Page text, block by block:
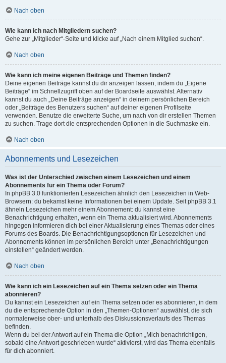
Nach oben
Wie kann ich nach Mitgliedern suchen?
Gehe zur „Mitglieder“-Seite und klicke auf „Nach einem Mitglied suchen“.
Nach oben
Wie kann ich meine eigenen Beiträge und Themen finden?
Deine eigenen Beiträge kannst du dir anzeigen lassen, indem du „Eigene
Beiträge“ im Schnellzugriff oben auf der Boardseite auswählst. Alternativ
kannst du auch „Deine Beiträge anzeigen“ in deinem persönlichen Bereich
oder „Beiträge des Benutzers suchen“ auf deiner eigenen Profilseite
verwenden. Benutze die erweiterte Suche, um nach von dir erstellen Themen
zu suchen. Trage dort die entsprechenden Optionen in die Suchmaske ein.
Nach oben
Abonnements und Lesezeichen
Was ist der Unterschied zwischen einem Lesezeichen und einem
Abonnements für ein Thema oder Forum?
In phpBB 3.0 funktionierten Lesezeichen ähnlich den Lesezeichen in Web-
Browsern: du bekamst keine Informationen bei einem Update. Seit phpBB 3.1
ähneln Lesezeichen mehr einem Abonnement: du kannst eine
Benachrichtigung erhalten, wenn ein Thema aktualisiert wird. Abonnements
hingegen informieren dich bei einer Aktualisierung eines Themas oder eines
Forums des Boards. Die Benachrichtigungsoptionen für Lesezeichen und
Abonnements können im persönlichen Bereich unter „Benachrichtigungen
einstellen“ geändert werden.
Nach oben
Wie kann ich ein Lesezeichen auf ein Thema setzen oder ein Thema
abonnieren?
Du kannst ein Lesezeichen auf ein Thema setzen oder es abonnieren, in dem
du die entsprechende Option in den „Themen-Optionen“ auswählst, die sich
normalerweise ober- und unterhalb des Diskussionsverlaufs des Themas
befinden.
Wenn du bei der Antwort auf ein Thema die Option „Mich benachrichtigen,
sobald eine Antwort geschrieben wurde“ aktivierst, wird das Thema ebenfalls
für dich abonniert.